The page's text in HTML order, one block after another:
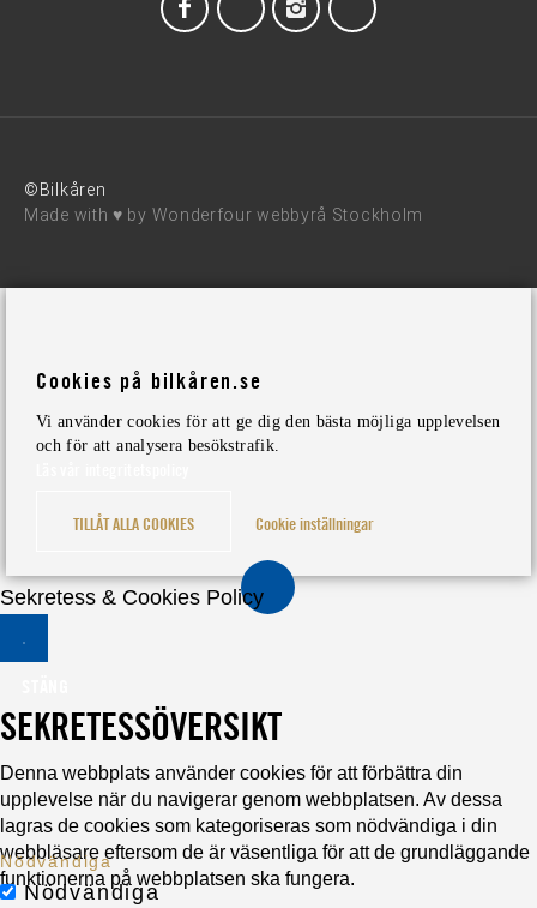
©Bilkåren
Made with ♥ by Wonderfour webbyrå Stockholm
Cookies på bilkåren.se
Vi använder cookies för att ge dig den bästa möjliga upplevelsen
och för att analysera besökstrafik.
TILLÅT ALLA COOKIES Cookie inställningar
Sekretess & Cookies Policy
SEKRETESSÖVERSIKT
Denna webbplats använder cookies för att förbättra din
upplevelse när du navigerar genom webbplatsen. Av dessa
lagras de cookies som kategoriseras som nödvändiga i din
webbläsare eftersom de är väsentliga för att de grundläggande
funktionerna på webbplatsen ska fungera.
Nödvändiga
Nödvändiga